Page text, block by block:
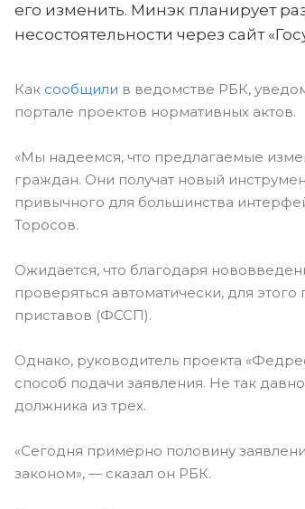
его изменить. Минэк планирует
несостоятельности через сайт
Как сообщили в ведомстве РБК,
портале проектов нормативных актов.
«Мы надеемся, что предлагаемые
граждан. Они получат новый
привычного для большинства
Торосов.
Ожидается, что благодаря
проверяться автоматически, для
приставов (ФССП).
Однако, руководитель проекта
способ подачи заявления. Не так
должника из трех.
«Сегодня примерно половину
законом», — сказал он РБК.